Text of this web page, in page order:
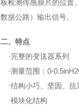
板检测传感膜片的位置
数据公路）输出信号。
二、特点
·完整的变送器系列
·测量范围：0-
·结构小巧、坚固、抗
·模块化结构